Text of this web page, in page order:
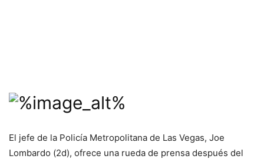
El jefe de la Policía Metropolitana de Las Vegas, Joe
Lombardo (2d), ofrece una rueda de prensa después del